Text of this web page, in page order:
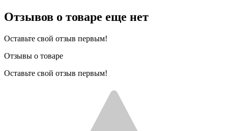
Отзывов о товаре еще нет
Оставьте свой отзыв первым!
Отзывы о товаре
Оставьте свой отзыв первым!